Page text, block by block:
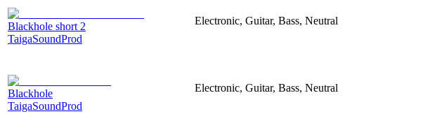
Blackhole short 2
TaigaSoundProd
Electronic, Guitar, Bass, Neutral
Blackhole
TaigaSoundProd
Electronic, Guitar, Bass, Neutral